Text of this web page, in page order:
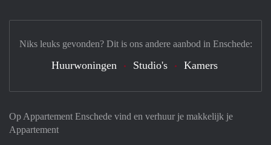
Op Appartement Enschede vind en verhuur je makkelijk je
Appartement
Niks leuks gevonden? Dit is ons andere aanbod in Enschede:
Huurwoningen Studio's Kamers